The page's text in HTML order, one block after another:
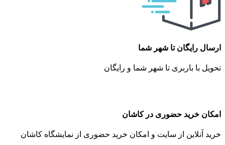
ارسال رایگان تا شهر شما
تحویل با باربری تا شهر شما و رایگان
امکان خرید حضوری در کاشان
خرید آنلاین از سایت و امکان خرید حضوری از نمایشگاه کاشان